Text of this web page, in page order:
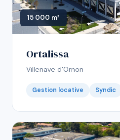
15 000 m²
Ortalissa
Villenave d'Ornon
Gestion locative Syndic